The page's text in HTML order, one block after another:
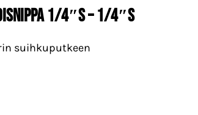
1/4″S – 1/4″S
suihkuputkeen